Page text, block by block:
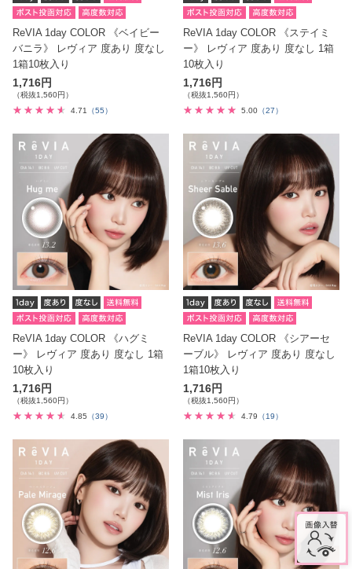
ReVIA 1day COLOR 《ベイビー
バニラ》 レヴィア 度あり 度なし
1箱10枚入り
1,716円
（税抜1,560円）
4.71
（55）
ReVIA 1day COLOR 《ステイミ
ー》 レヴィア 度あり 度なし 1箱
10枚入り
1,716円
（税抜1,560円）
5.00 （27）
ReVIA 1day COLOR 《ハグミ
ー》 レヴィア 度あり 度なし 1箱
10枚入り
1,716円
（税抜1,560円）
4.85 （39）
ReVIA 1day COLOR 《シアーセ
ーブル》 レヴィア 度あり 度なし
1箱10枚入り
1,716円
（税抜1,560円）
4.79
（19）